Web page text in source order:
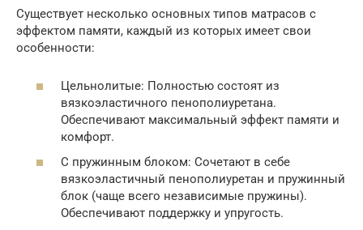
Существует несколько основных типов матрасов с
эффектом памяти, каждый из которых имеет свои
особенности:
Цельнолитые: Полностью состоят из
вязкоэластичного пенополиуретана.
Обеспечивают максимальный эффект памяти и
комфорт.
С пружинным блоком: Сочетают в себе
вязкоэластичный пенополиуретан и пружинный
блок (чаще всего независимые пружины).
Обеспечивают поддержку и упругость.